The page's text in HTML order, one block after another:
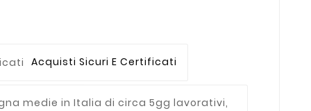
Acquisti Sicuri E Certificati